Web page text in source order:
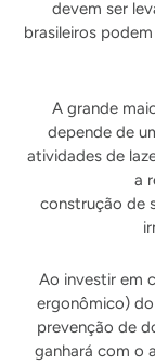
devem ser
brasileiros
A grande
depende de
atividades de
a
construção de
Ao investir em
ergonômico)
prevenção de
ganhará com o